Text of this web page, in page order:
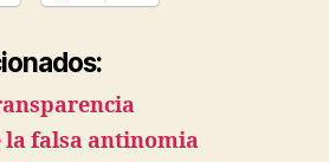
la falsa antinomia